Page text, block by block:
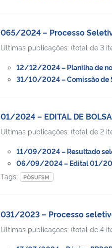
065/2024 – Processo
Ultimas publicações: (total de 3
12/12/2024 – Planilha de
31/10/2024 – Comissão de
01/2024 – EDITAL DE
Ultimas publicações: (total de 2
11/09/2024 – Resultado
06/09/2024 – Edital 01/
Tags:
PÒSUFSM
031/2023 – Processo
Ultimas publicações: (total de 4